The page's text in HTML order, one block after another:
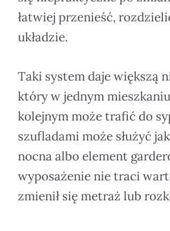
łatwiej przenieść,
układzie.
Taki system daje większą
który w jednym
kolejnym może trafić do
szufladami może służyć
nocna albo element
wyposażenie nie traci
zmienił się metraż lub